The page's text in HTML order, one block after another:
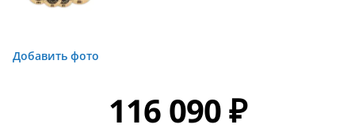
Добавить фото
116 090 ₽